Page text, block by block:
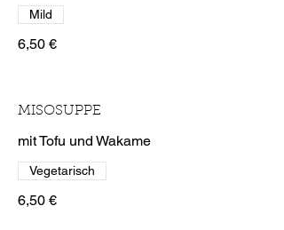
6,50 €
Mild
MISOSUPPE
mit Tofu und Wakame
6,50 €
Vegetarisch